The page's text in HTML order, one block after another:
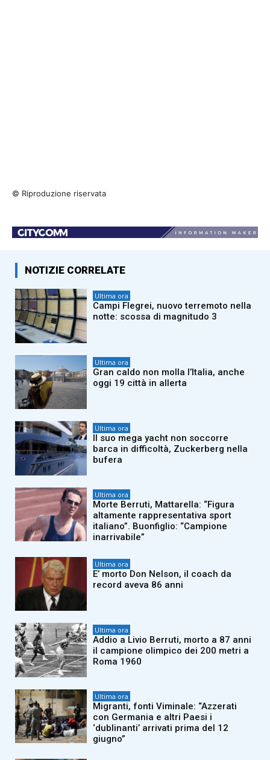
© Riproduzione riservata
NOTIZIE CORRELATE
Ultima ora
Campi Flegrei, nuovo terremoto nella
notte: scossa di magnitudo 3
Ultima ora
Gran caldo non molla l’Italia, anche
oggi 19 città in allerta
Ultima ora
Il suo mega yacht non soccorre
barca in difficoltà, Zuckerberg nella
bufera
Ultima ora
Morte Berruti, Mattarella: “Figura
altamente rappresentativa sport
italiano”. Buonfiglio: “Campione
inarrivabile”
Ultima ora
E’ morto Don Nelson, il coach da
record aveva 86 anni
Ultima ora
Addio a Livio Berruti, morto a 87 anni
il campione olimpico dei 200 metri a
Roma 1960
Ultima ora
Migranti, fonti Viminale: “Azzerati
con Germania e altri Paesi i
‘dublinanti’ arrivati prima del 12
giugno”